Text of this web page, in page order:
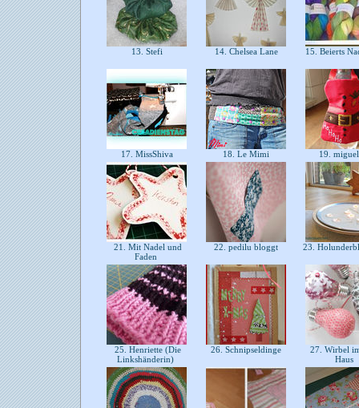
13. Stefi 14. Chelsea Lane 15. Beierts
17. MissShiva 18. Le Mimi 19.
21. Mit Nadel und
Faden
22. pedilu bloggt 23.
25. Henriette (Die
Linkshänderin)
26. Schnipseldinge
27. Wirbel
Haus